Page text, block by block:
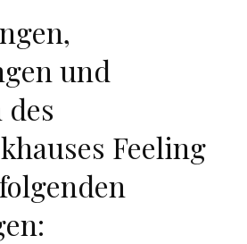
und
Feeling